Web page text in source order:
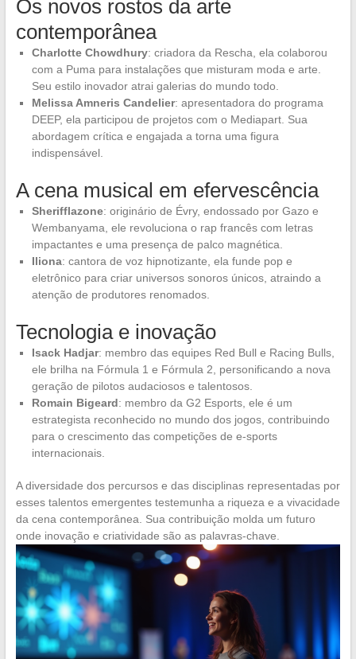
Os novos rostos da arte
contemporânea
Charlotte Chowdhury: criadora da Rescha, ela colaborou
com a Puma para instalações que misturam moda e arte.
Seu estilo inovador atrai galerias do mundo todo.
Melissa Amneris Candelier: apresentadora do programa
DEEP, ela participou de projetos com o Mediapart. Sua
abordagem crítica e engajada a torna uma figura
indispensável.
A cena musical em efervescência
Sherifflazone: originário de Évry, endossado por Gazo e
Wembanyama, ele revoluciona o rap francês com letras
impactantes e uma presença de palco magnética.
Iliona: cantora de voz hipnotizante, ela funde pop e
eletrônico para criar universos sonoros únicos, atraindo a
atenção de produtores renomados.
Tecnologia e inovação
Isack Hadjar: membro das equipes Red Bull e Racing Bulls,
ele brilha na Fórmula 1 e Fórmula 2, personificando a nova
geração de pilotos audaciosos e talentosos.
Romain Bigeard: membro da G2 Esports, ele é um
estrategista reconhecido no mundo dos jogos, contribuindo
para o crescimento das competições de e-sports
internacionais.
A diversidade dos percursos e das disciplinas representadas por
esses talentos emergentes testemunha a riqueza e a vivacidade
da cena contemporânea. Sua contribuição molda um futuro
onde inovação e criatividade são as palavras-chave.